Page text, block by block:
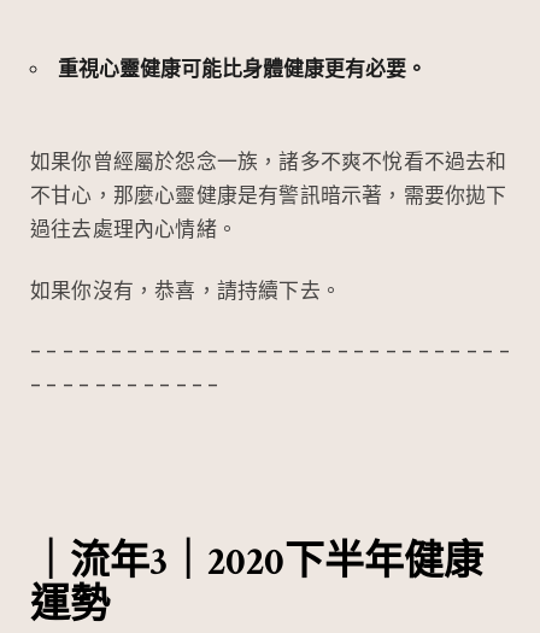
重視心靈健康可能比身體健康更有必要。
如果你曾經屬於怨念一族，諸多不爽不悅看不過去和
不甘心，那麼心靈健康是有警訊暗示著，需要你拋下
過往去處理內心情緒。
如果你沒有，恭喜，請持續下去。
– – – – – – – – – – – – – – – – – – – – – – – – – – – – – –
– – – – – – – – – – – –
｜流年3｜2020下半年健康
運勢